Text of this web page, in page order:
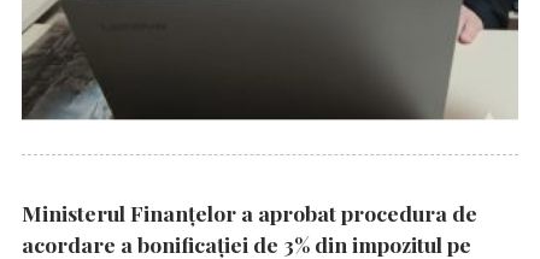
Ministerul Finanțelor a aprobat procedura de
acordare a bonificației de 3% din impozitul pe